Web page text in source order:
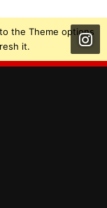
the Theme options
it.